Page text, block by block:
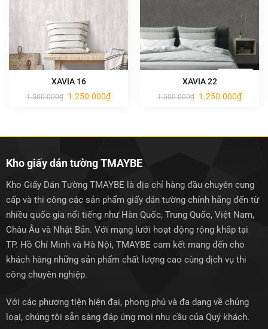
XAVIA 16
1.500.000₫ Giá
gốc
1.250.000₫Giá
hiện
XAVIA 22
1.500.000₫ Giá
gốc
1.250.000₫Giá
hiện
Kho giấy dán tường TMAYBE
Kho Giấy Dán Tường TMAYBE là địa chỉ hàng đầu chuyên cung
cấp và thi công các sản phẩm giấy dán tường chính hãng đến từ
nhiều quốc gia nổi tiếng như Hàn Quốc, Trung Quốc, Việt Nam,
Châu Âu và Nhật Bản. Với mạng lưới hoạt động rộng khắp tại
TP. Hồ Chí Minh và Hà Nội, TMAYBE cam kết mang đến cho
khách hàng những sản phẩm chất lượng cao cùng dịch vụ thi
công chuyên nghiệp.
Với các phương tiện hiện đại, phong phú và đa dạng về chủng
loại, chúng tôi sẵn sàng đáp ứng mọi nhu cầu của Quý khách.